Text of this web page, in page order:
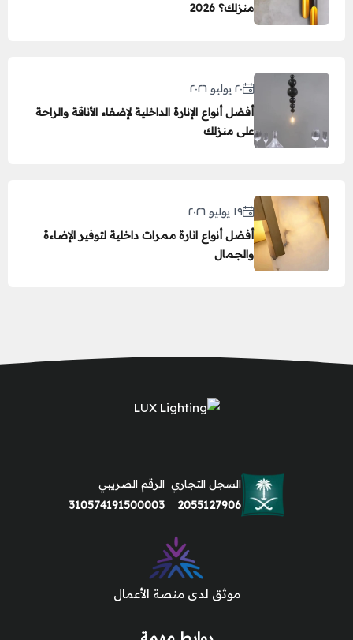
منزلك؟ 2026
٢٠ يوليو ٢٠٢٦
أفضل أنواع الإنارة الداخلية لإضفاء الأناقة والراحة
على منزلك
١٩ يوليو ٢٠٢٦
أفضل أنواع انارة ممرات داخلية لتوفير الإضاءة
والجمال
السجل التجاري
2055127906
الرقم الضريبي
310574191500003
موثق لدى منصة الأعمال